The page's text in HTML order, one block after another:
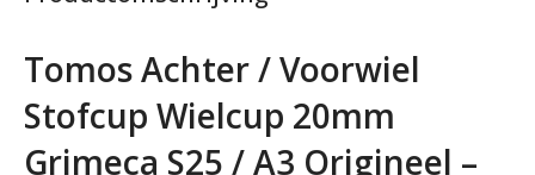
Tomos Achter / Voorwiel
Stofcup Wielcup 20mm
Grimeca S25 / A3 Origineel –